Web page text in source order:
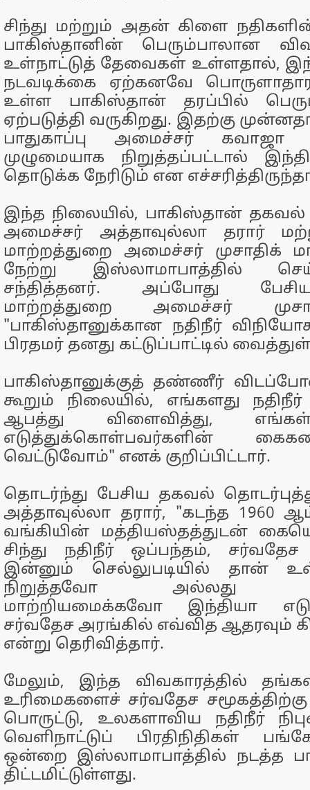
சிந்து மற்றும் அதன் கிளை
பாகிஸ்தானின் பெரும்பாலான
உள்நாட்டுத் தேவைகள் உள்ளதால்,
நடவடிக்கை ஏற்கனவே பொருளாதார
உள்ள பாகிஸ்தான் தரப்பில்
ஏற்படுத்தி வருகிறது. இதற்கு
பாதுகாப்பு அமைச்சர் கவாஜா
முழுமையாக நிறுத்தப்பட்டால்
தொடுக்க நேரிடும் என
இந்த நிலையில், பாகிஸ்தான் தகவல்
அமைச்சர் அத்தாவுல்லா தரார்
மாற்றத்துறை அமைச்சர் முசாதிக்
நேற்று இஸ்லாமாபாத்தில்
சந்தித்தனர். அப்போது
மாற்றத்துறை அமைச்சர்
"பாகிஸ்தானுக்கான நதிநீர்
பிரதமர் தனது கட்டுப்பாட்டில்
பாகிஸ்தானுக்குத் தண்ணீர்
கூறும் நிலையில், எங்களது நதிநீர்
ஆபத்து விளைவித்து,
எடுத்துக்கொள்பவர்களின்
வெட்டுவோம்" எனக் குறிப்பிட்டார்.
தொடர்ந்து பேசிய தகவல்
அத்தாவுல்லா தரார், "கடந்த
வங்கியின் மத்தியஸ்தத்துடன்
சிந்து நதிநீர் ஒப்பந்தம், சர்வதேச
இன்னும் செல்லுபடியில் தான்
நிறுத்தவோ அல்லது
மாற்றியமைக்கவோ இந்தியா
சர்வதேச அரங்கில் எவ்வித ஆதரவும்
என்று தெரிவித்தார்.
மேலும், இந்த விவகாரத்தில்
உரிமைகளைச் சர்வதேச சமூகத்திற்கு
பொருட்டு, உலகளாவிய நதிநீர்
வெளிநாட்டுப் பிரதிநிதிகள்
ஒன்றை இஸ்லாமாபாத்தில் நடத்த
திட்டமிட்டுள்ளது.